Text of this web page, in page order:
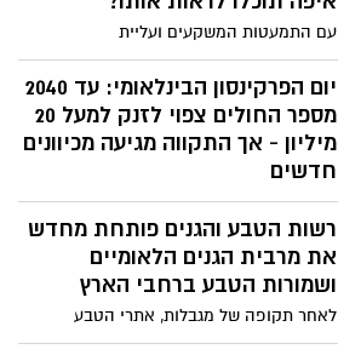
עם התמעטות המשקעים ועליית
הטמפרטורות, פרחי דם-המכבים האדום
החלו לבצבץ במקומות שונים בישראל, ואנשי
רשות הטבע והגנים תיעדו אותם.
יום הפרקינסון הבינלאומי: עד 2040
מספר החולים צפוי לזנק למעל 20
מיליון - אך התקווה מגיעה מכיוונים
חדשים
המחלה שמתרחבת ברחבי העולם בקצב
מדאיג וההתמודדות היומיומית של חולי
פרקינסון בישראל תחת מציאות של לחץ
ומלחמה, לצד פריצות דרך באבחון ובטיפול •
לנוירולוגיה ורפואה מתקדמת, מסביר כיצד
רשות הטבע והגנים פותחת מחדש
את מרבית הגנים הלאומיים
ושמורות הטבע ברחבי הארץ
לאחר תקופה של מגבלות, אתרי הטבע
נפתחים מחדש לציבור, תחת הנחיות בטיחות